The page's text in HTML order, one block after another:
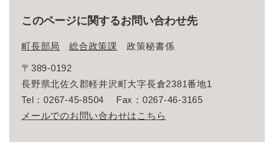
このページに関するお問い合わせ先
町長部局 総合政策課 政策秘書係
〒389-0192
長野県北佐久郡軽井沢町大字長倉2381番地1
Tel：0267-45-8504
Fax：0267-46-3165
メールでのお問い合わせはこちら